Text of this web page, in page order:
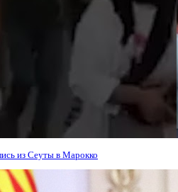
из Сеуты в Марокко